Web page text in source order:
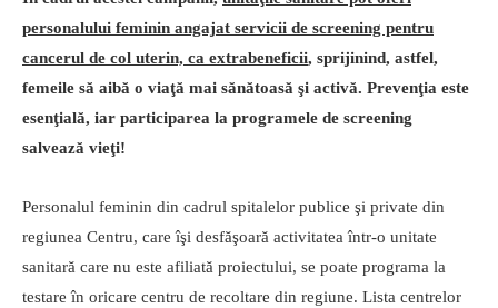
personalului feminin angajat servicii de screening pentru
cancerul de col uterin, ca extrabeneficii, sprijinind, astfel,
femeile să aibă o viaţă mai sănătoasă şi activă. Prevenţia este
esenţială, iar participarea la programele de screening
salvează vieţi!
Personalul feminin din cadrul spitalelor publice şi private din
regiunea Centru, care îşi desfăşoară activitatea într-o unitate
sanitară care nu este afiliată proiectului, se poate programa la
testare în oricare centru de recoltare din regiune. Lista centrelor